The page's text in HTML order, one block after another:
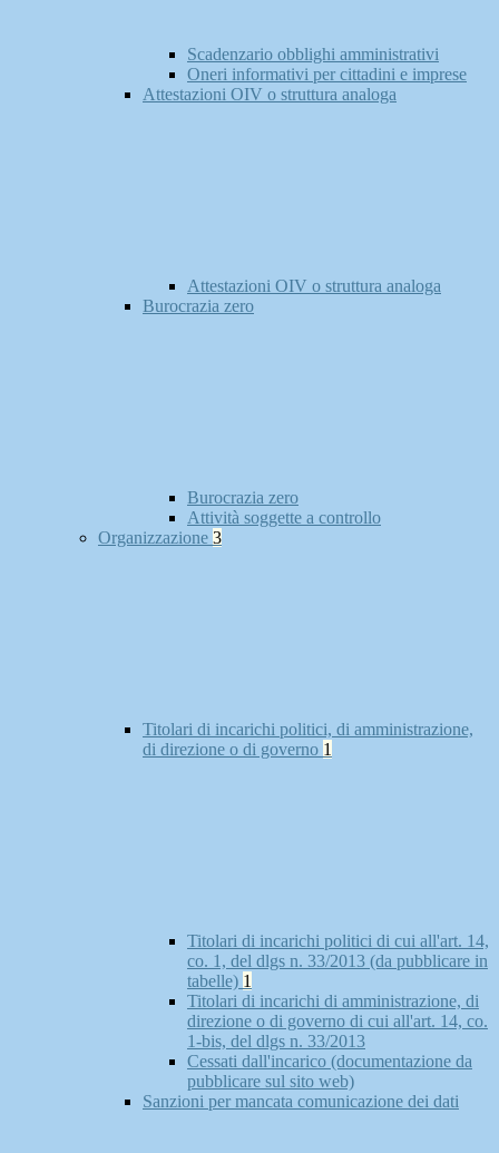
Scadenzario obblighi amministrativi
Oneri informativi per cittadini e imprese
Attestazioni OIV o struttura analoga
Attestazioni OIV o struttura analoga
Burocrazia zero
Burocrazia zero
Attività soggette a controllo
Organizzazione 3
Titolari di incarichi politici, di amministrazione,
di direzione o di governo 1
Titolari di incarichi politici di cui all'art. 14,
co. 1, del dlgs n. 33/2013 (da pubblicare in
tabelle) 1
Titolari di incarichi di amministrazione, di
direzione o di governo di cui all'art. 14, co.
1-bis, del dlgs n. 33/2013
Cessati dall'incarico (documentazione da
pubblicare sul sito web)
Sanzioni per mancata comunicazione dei dati